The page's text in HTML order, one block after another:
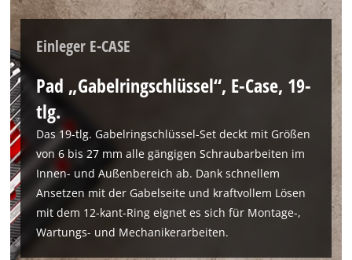
list
of
technologies
used.
Powered
by
Usercentrics
Consent
Management
Platform
Einleger E-CASE
Pad „Gabelringschlüssel“, E-Case, 19-
tlg.
Das 19-tlg. Gabelringschlüssel-Set deckt mit Größen
von 6 bis 27 mm alle gängigen Schraubarbeiten im
Innen- und Außenbereich ab. Dank schnellem
Ansetzen mit der Gabelseite und kraftvollem Lösen
mit dem 12-kant-Ring eignet es sich für Montage-,
Wartungs- und Mechanikerarbeiten.